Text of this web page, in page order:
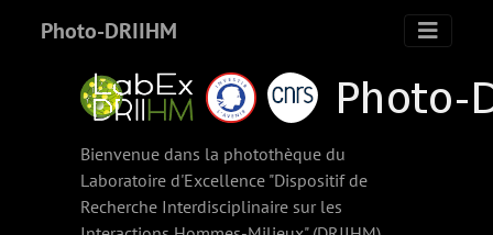
Photo-DRIIHM
Bienvenue dans la photothèque du
Laboratoire d'Excellence "Dispositif de
Recherche Interdisciplinaire sur les